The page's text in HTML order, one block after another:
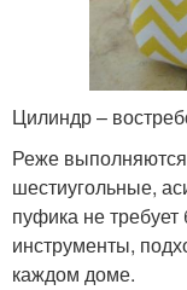
Цилиндр –
Реже
шестиугольные,
пуфика не
инструменты,
каждом доме.